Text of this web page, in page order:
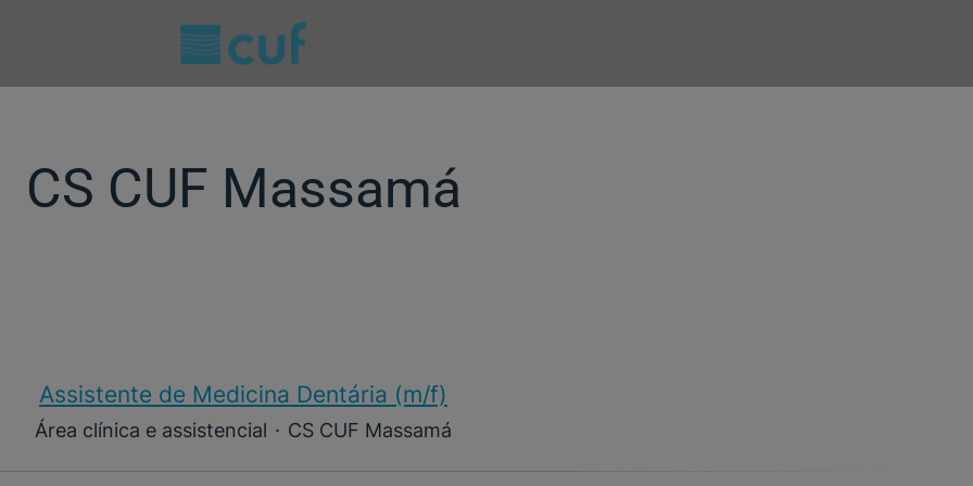
CS CUF Massamá
Assistente de Medicina Dentária (m/f)​
Área clínica e assistencial · CS CUF Massamá